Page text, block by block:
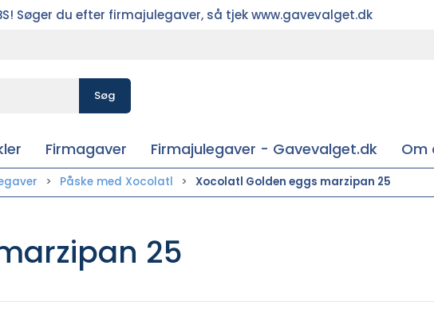
Søger du efter firmajulegaver, så tjek www.gavevalget.dk
Søg
Firmagaver Firmajulegaver - Gavevalget.dk Om
Påske med Xocolatl Xocolatl Golden eggs marzipan 25
25